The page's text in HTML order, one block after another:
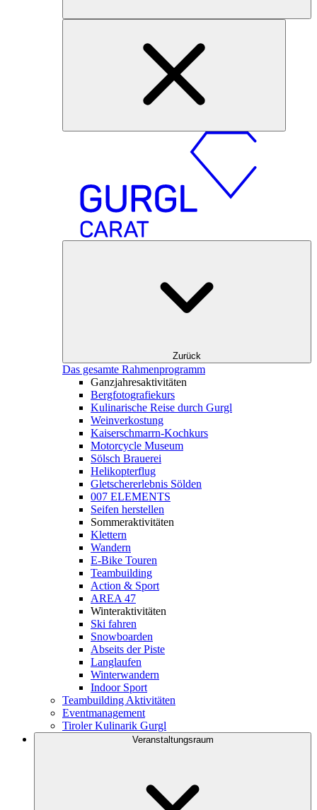
Zurück
Das gesamte Rahmenprogramm
Ganzjahresaktivitäten
Bergfotografiekurs
Kulinarische Reise durch Gurgl
Weinverkostung
Kaiserschmarrn-Kochkurs
Motorcycle Museum
Sölsch Brauerei
Helikopterflug
Gletschererlebnis Sölden
007 ELEMENTS
Seifen herstellen
Sommeraktivitäten
Klettern
Wandern
E-Bike Touren
Teambuilding
Action & Sport
AREA 47
Winteraktivitäten
Ski fahren
Snowboarden
Abseits der Piste
Langlaufen
Winterwandern
Indoor Sport
Teambuilding Aktivitäten
Eventmanagement
Tiroler Kulinarik Gurgl
Veranstaltungsraum